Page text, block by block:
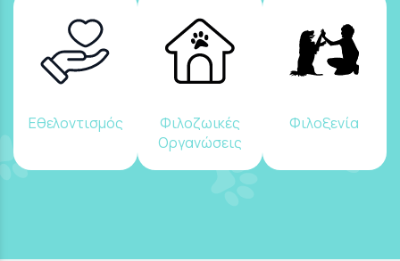
Εθελοντισμός
Φιλοζωικές
Οργανώσεις
Φιλοξενία